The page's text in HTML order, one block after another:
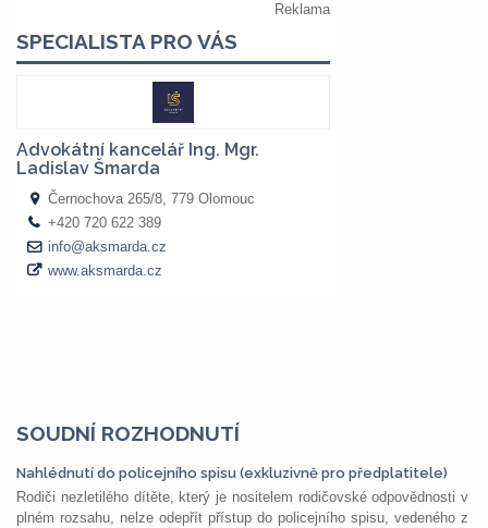
SOUDNÍ ROZHODNUTÍ
Nahlédnutí do policejního spisu (exkluzivně pro předplatitele)
Rodiči nezletilého dítěte, který je nositelem rodičovské odpovědnosti v
plném rozsahu, nelze odepřít přístup do policejního spisu, vedeného z